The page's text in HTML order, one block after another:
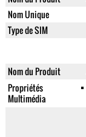
Nom Unique
Type de SIM
Nom du Produit
Propriétés
Multimédia